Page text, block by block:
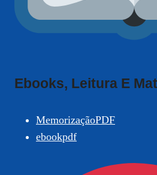
Ebooks, Leitura E
MemorizaçãoPDF
ebookpdf